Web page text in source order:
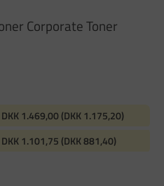
Corporate Toner
DKK 1.469,00 (DKK 1.175,20)
DKK 1.101,75 (DKK 881,40)